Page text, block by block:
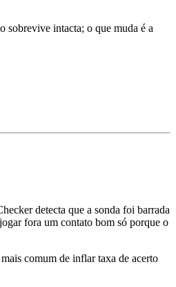
sobrevive intacta; o que muda é a
detecta que a sonda foi barrada
fora um contato bom só porque o
comum de inflar taxa de acerto